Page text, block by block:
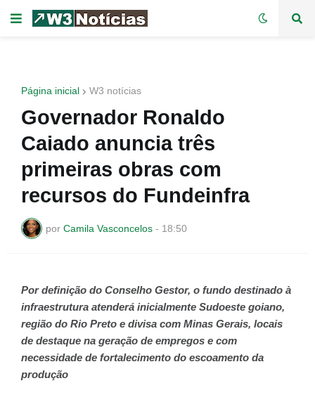
Página inicial W3 notícias
Governador Ronaldo
Caiado anuncia três
primeiras obras com
recursos do Fundeinfra
por Camila Vasconcelos - 18:50
Por definição do Conselho Gestor, o fundo destinado à
infraestrutura atenderá inicialmente Sudoeste goiano,
região do Rio Preto e divisa com Minas Gerais, locais
de destaque na geração de empregos e com
necessidade de fortalecimento do escoamento da
produção